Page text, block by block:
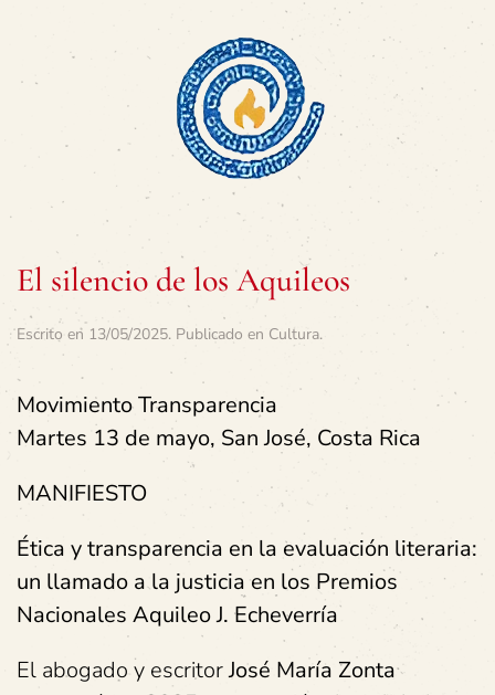
El silencio de los Aquileos
Escrito en 13/05/2025. Publicado en Cultura.
Movimiento Transparencia
Martes 13 de mayo, San José, Costa Rica
MANIFIESTO
Ética y transparencia en la evaluación literaria:
un llamado a la justicia en los Premios
Nacionales Aquileo J. Echeverría
El abogado y escritorJosé María Zonta